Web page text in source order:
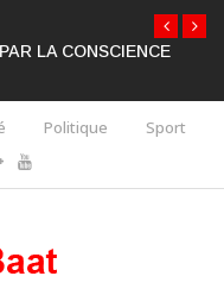
LA CONSCIENCE
Politique Sport